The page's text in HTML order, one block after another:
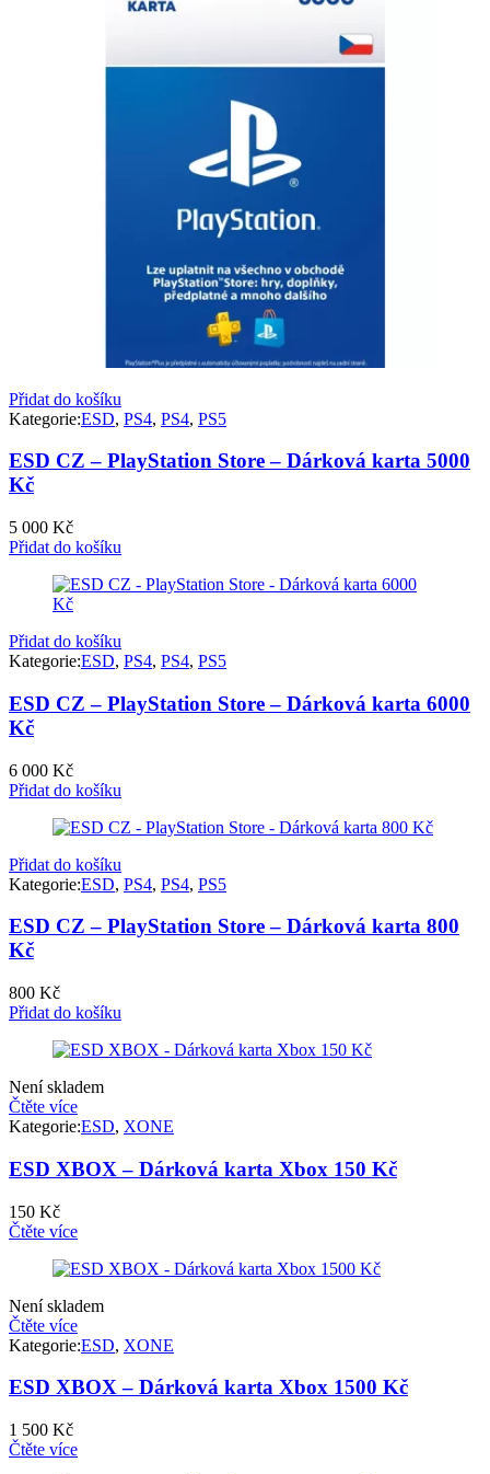
Přidat do košíku
Kategorie:ESD, PS4, PS4, PS5
ESD CZ – PlayStation Store – Dárková karta 5000
Kč
5 000 Kč
Přidat do košíku
Přidat do košíku
Kategorie:ESD, PS4, PS4, PS5
ESD CZ – PlayStation Store – Dárková karta 6000
Kč
6 000 Kč
Přidat do košíku
Přidat do košíku
Kategorie:ESD, PS4, PS4, PS5
ESD CZ – PlayStation Store – Dárková karta 800
Kč
800 Kč
Přidat do košíku
Není skladem
Čtěte více
Kategorie:ESD, XONE
ESD XBOX – Dárková karta Xbox 150 Kč
150 Kč
Čtěte více
Není skladem
Čtěte více
Kategorie:ESD, XONE
ESD XBOX – Dárková karta Xbox 1500 Kč
1 500 Kč
Čtěte více